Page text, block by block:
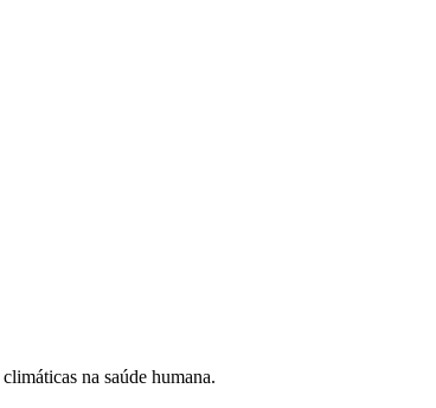
na saúde humana.